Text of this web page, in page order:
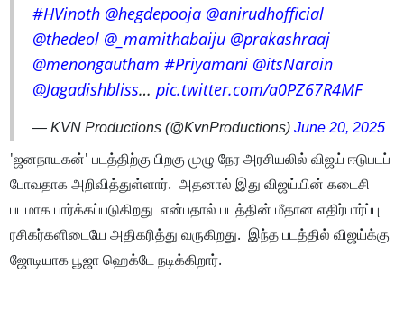
#HVinoth @hegdepooja @anirudhofficial
@thedeol @_mamithabaiju @prakashraaj
@menongautham #Priyamani @itsNarain
@Jagadishbliss…pic.twitter.com/a0PZ67R4MF
— KVN Productions (@KvnProductions)June 20, 2025
'ஜனநாயகன்' படத்திற்கு பிறகு முழு நேர அரசியலில் விஜய் ஈடுபடப்
போவதாக அறிவித்துள்ளார். அதனால் இது விஜய்யின் கடைசி
படமாக பார்க்கப்படுகிறது என்பதால் படத்தின் மீதான எதிர்பார்ப்பு
ரசிகர்களிடையே அதிகரித்து வருகிறது. இந்த படத்தில் விஜய்க்கு
ஜோடியாக பூஜா ஹெக்டே நடிக்கிறார்.